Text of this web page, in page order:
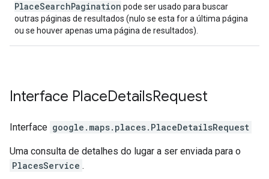
PlaceSearchPagination pode ser usado para buscar
outras páginas de resultados (nulo se esta for a última página
ou se houver apenas uma página de resultados).
Interface PlaceDetailsRequest
Interface google.maps.places. PlaceDetailsRequest
Uma consulta de detalhes do lugar a ser enviada para o
PlacesService .